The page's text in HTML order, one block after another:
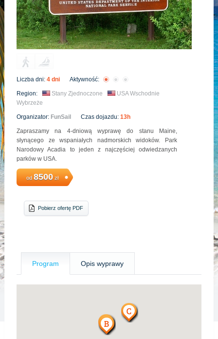
Liczba dni: 4 dni Aktywność:
Region: Stany Zjednoczone
USA Wschodnie
Wybrzeże
Organizator: FunSail Czas dojazdu: 13h
Zapraszamy na 4-dniową wyprawę do stanu Maine,
słynącego ze wspaniałych nadmorskich widoków. Park
Narodowy Acadia to jeden z najczęściej odwiedzanych
parków w USA.
od 8500zł
Pobierz ofertę PDF
Program Opis wyprawy